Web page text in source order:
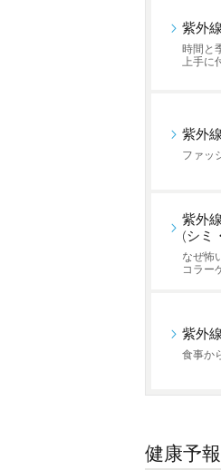
紫外
時間と
上手に
紫外
ファッ
紫外
(シミ
なぜ怖
コラー
紫外
食事か
健康予